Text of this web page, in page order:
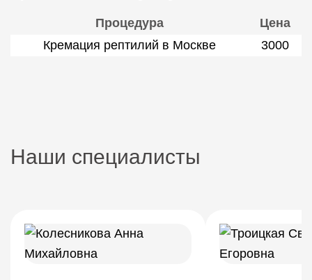
Процедура
Цена
Кремация рептилий в Москве
3000
Наши специалисты